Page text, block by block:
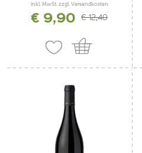
inkl. MwSt. zzgl. Versandkosten
€ 9,90 € 12,40